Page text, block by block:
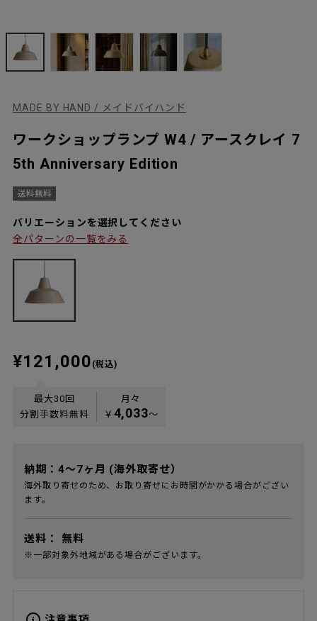
MADE BY HAND / メイドバイハンド
ワークショップランプ W4 / アースクレイ 7
5th Anniversary Edition
バリエーションを選択してください
全パターンの一覧をみる
¥121,000 (税込)
最大30回
分割手数料無料
月々
￥ 4,033〜
納期：4～7ヶ月 (海外取寄せ）
海外取り寄せのため、お取り寄せにお時間がかかる場合がござい
ます。
送料： 無料
※一部対象外地域がある場合がございます。